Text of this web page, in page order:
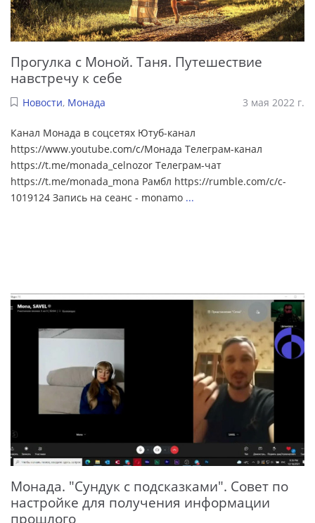
Прогулка с Моной. Таня. Путешествие
навстречу к себе
Новости, Монада 3 мая 2022 г.
Канал Монада в соцсетях Ютуб-канал
https://www.youtube.com/c/Монада Телеграм-канал
https://t.me/monada_celnozor Телеграм-чат
https://t.me/monada_mona Рамбл https://rumble.com/c/c-
1019124 Запись на сеанс - monamo ...
Монада. "Сундук с подсказками". Совет по
настройке для получения информации
прошлого